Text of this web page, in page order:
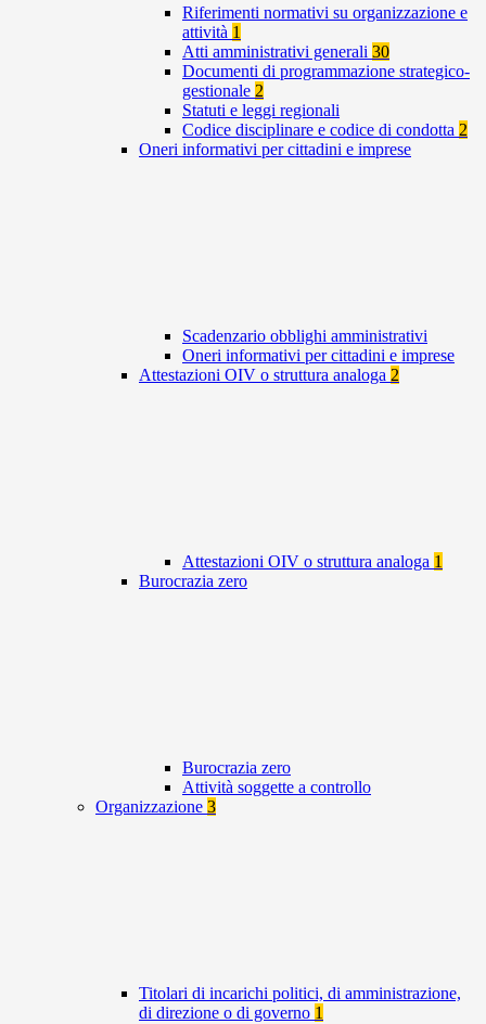
Riferimenti normativi su organizzazione e
attività 1
Atti amministrativi generali 30
Documenti di programmazione strategico-
gestionale 2
Statuti e leggi regionali
Codice disciplinare e codice di condotta 2
Oneri informativi per cittadini e imprese
Scadenzario obblighi amministrativi
Oneri informativi per cittadini e imprese
Attestazioni OIV o struttura analoga 2
Attestazioni OIV o struttura analoga 1
Burocrazia zero
Burocrazia zero
Attività soggette a controllo
Organizzazione 3
Titolari di incarichi politici, di amministrazione,
di direzione o di governo 1